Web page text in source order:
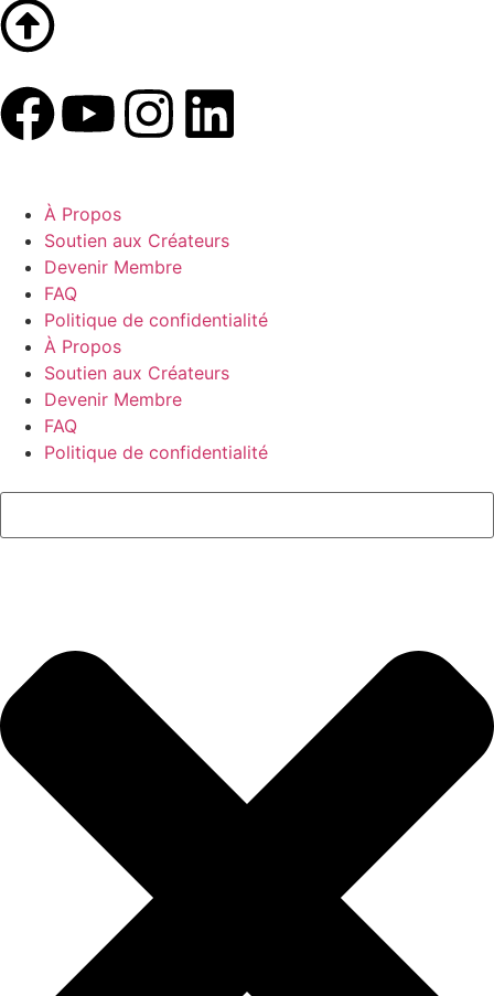
À Propos
Soutien aux Créateurs
Devenir Membre
FAQ
Politique de confidentialité
À Propos
Soutien aux Créateurs
Devenir Membre
FAQ
Politique de confidentialité